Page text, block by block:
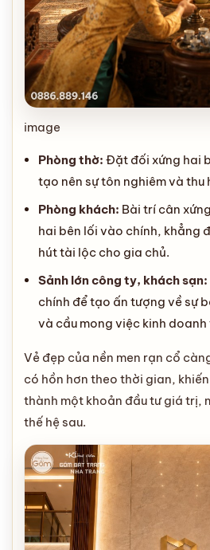
image
Phòng thờ: Đặt đối xứng hai
tạo nên sự tôn nghiêm và thu
Phòng khách: Bài trí cân
hai bên lối vào chính, khẳng
hút tài lộc cho gia chủ.
Sảnh lớn công ty, khách sạn:
chính để tạo ấn tượng về sự
và cầu mong việc kinh doanh
Vẻ đẹp của nền men rạn cổ
có hồn hơn theo thời gian,
thành một khoản đầu tư giá trị,
thế hệ sau.